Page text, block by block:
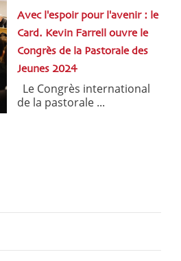
Avec l'espoir pour l'avenir : le
Card. Kevin Farrell ouvre le
Congrès de la Pastorale des
Jeunes 2024
Le Congrès international
de la pastorale ...